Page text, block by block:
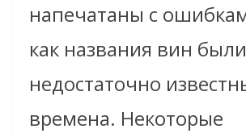
напечатаны с
как названия вин
недостаточно
времена. Некоторые